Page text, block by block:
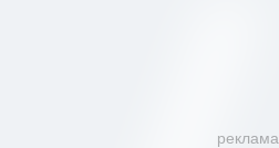
реклама